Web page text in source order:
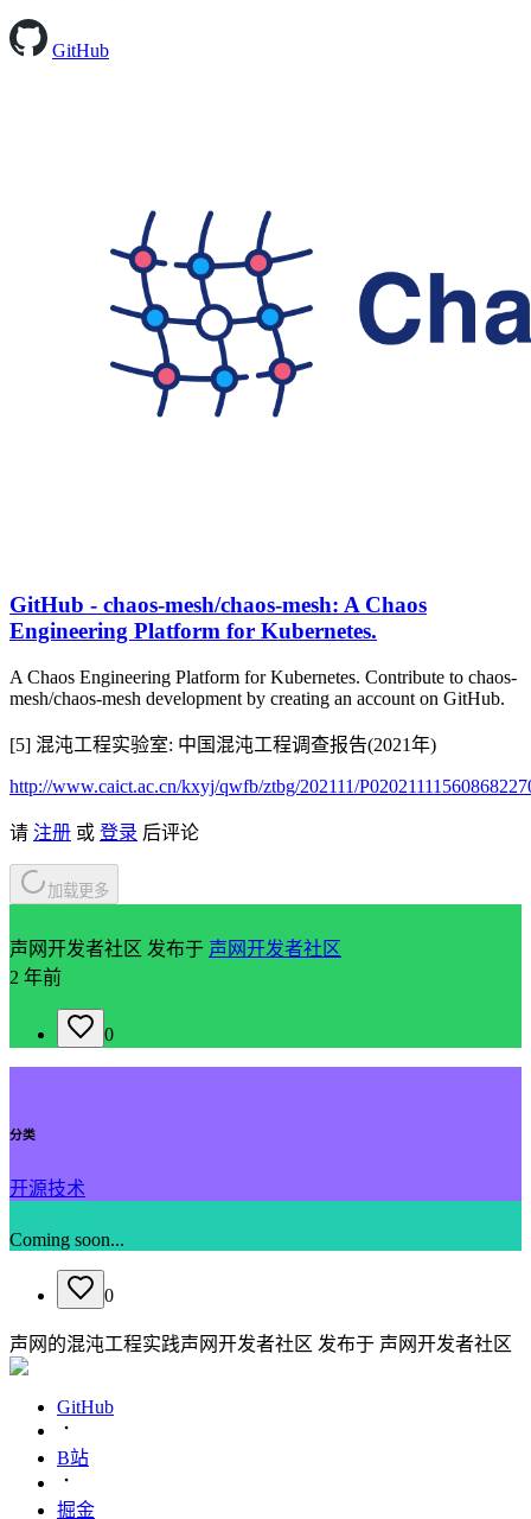
GitHub
GitHub - chaos-mesh/chaos-mesh: A Chaos
Engineering Platform for Kubernetes.
A Chaos Engineering Platform for Kubernetes. Contribute to chaos-
mesh/chaos-mesh development by creating an account on GitHub.
[5] 混沌工程实验室: 中国混沌工程调查报告(2021年)
http://www.caict.ac.cn/kxyj/qwfb/ztbg/202111/
请 注册 或 登录 后评论
加载更多
声网开发者社区 发布于 声网开发者社区
2 年前
0
分类
开源技术
Coming soon...
0
声网的混沌工程实践声网开发者社区 发布于 声网开发者社区
GitHub
B站
掘金